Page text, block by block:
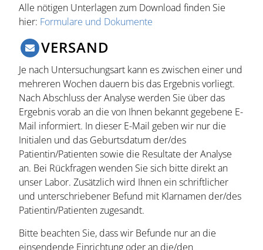
Alle nötigen Unterlagen zum Download finden Sie
hier: Formulare und Dokumente
VERSAND
Je nach Untersuchungsart kann es zwischen einer und
mehreren Wochen dauern bis das Ergebnis vorliegt.
Nach Abschluss der Analyse werden Sie über das
Ergebnis vorab an die von Ihnen bekannt gegebene E-
Mail informiert. In dieser E-Mail geben wir nur die
Initialen und das Geburtsdatum der/des
Patientin/Patienten sowie die Resultate der Analyse
an. Bei Rückfragen wenden Sie sich bitte direkt an
unser Labor. Zusätzlich wird Ihnen ein schriftlicher
und unterschriebener Befund mit Klarnamen der/des
Patientin/Patienten zugesandt.
Bitte beachten Sie, dass wir Befunde nur an die
einsendende Einrichtung oder an die/den